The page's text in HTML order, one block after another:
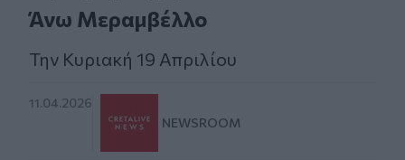
Άνω Μεραμβέλλο
Την Κυριακή 19 Απριλίου
11.04.2026
NEWSROOM